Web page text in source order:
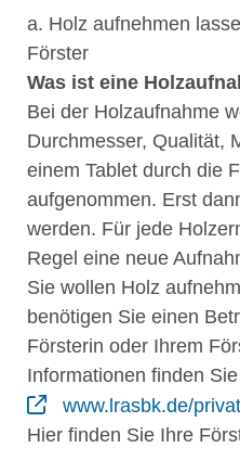
a. Holz aufnehmen
Förster
Was ist eine
Bei der Holzaufnahme
Durchmesser, Qualität,
einem Tablet durch die
aufgenommen. Erst
werden. Für jede
Regel eine neue
Sie wollen Holz
benötigen Sie einen
Försterin oder Ihrem
Informationen finden
www.lrasbk.de/
Hier finden Sie Ihre